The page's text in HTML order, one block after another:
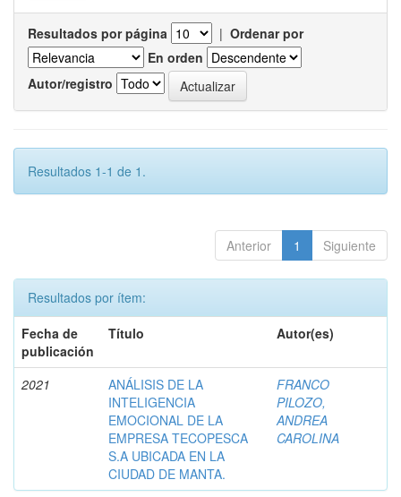
Resultados por página | Ordenar por
En orden
Autor/registro
Resultados 1-1 de 1.
Anterior 1 Siguiente
Resultados por ítem:
Fecha de
publicación
Título Autor(es)
2021
ANÁLISIS DE LA
INTELIGENCIA
EMOCIONAL DE LA
EMPRESA TECOPESCA
S.A UBICADA EN LA
CIUDAD DE MANTA.
FRANCO
PILOZO,
ANDREA
CAROLINA